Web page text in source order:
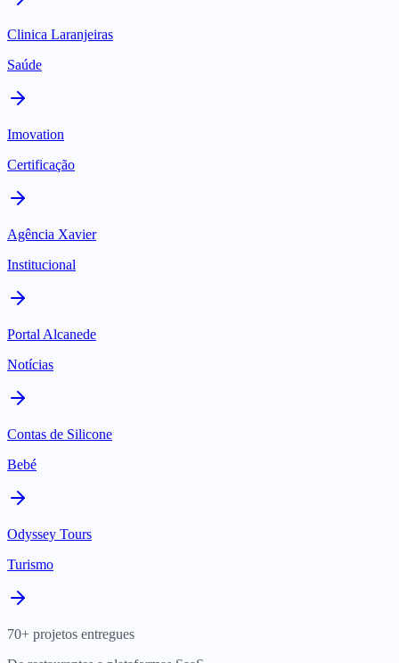
Clinica Laranjeiras
Saúde
Imovation
Certificação
Agência Xavier
Institucional
Portal Alcanede
Notícias
Contas de Silicone
Bebé
Odyssey Tours
Turismo
70+ projetos entregues